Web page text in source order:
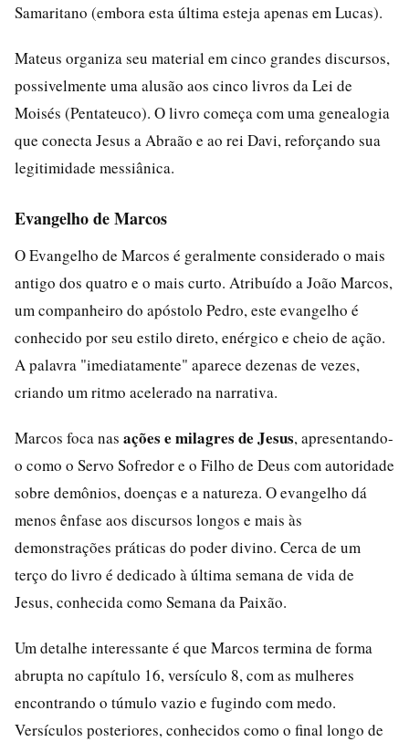
Samaritano (embora esta última esteja apenas em Lucas).
Mateus organiza seu material em cinco grandes discursos,
possivelmente uma alusão aos cinco livros da Lei de
Moisés (Pentateuco). O livro começa com uma genealogia
que conecta Jesus a Abraão e ao rei Davi, reforçando sua
legitimidade messiânica.
Evangelho de Marcos
O Evangelho de Marcos é geralmente considerado o mais
antigo dos quatro e o mais curto. Atribuído a João Marcos,
um companheiro do apóstolo Pedro, este evangelho é
conhecido por seu estilo direto, enérgico e cheio de ação.
A palavra "imediatamente" aparece dezenas de vezes,
criando um ritmo acelerado na narrativa.
Marcos foca nas ações e milagres de Jesus, apresentando-
o como o Servo Sofredor e o Filho de Deus com autoridade
sobre demônios, doenças e a natureza. O evangelho dá
menos ênfase aos discursos longos e mais às
demonstrações práticas do poder divino. Cerca de um
terço do livro é dedicado à última semana de vida de
Jesus, conhecida como Semana da Paixão.
Um detalhe interessante é que Marcos termina de forma
abrupta no capítulo 16, versículo 8, com as mulheres
encontrando o túmulo vazio e fugindo com medo.
Versículos posteriores, conhecidos como o final longo de